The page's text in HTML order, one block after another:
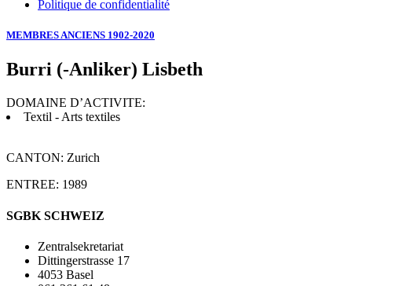
Politique de confidentialité
MEMBRES ANCIENS 1902-2020
Burri (-Anliker) Lisbeth
DOMAINE D’ACTIVITE:
Textil - Arts textiles
CANTON: Zurich
ENTREE: 1989
SGBK SCHWEIZ
Zentralsekretariat
Dittingerstrasse 17
4053 Basel